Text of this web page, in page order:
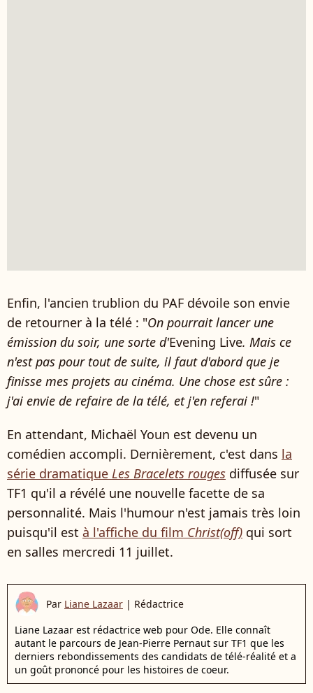
Enfin, l'ancien trublion du PAF dévoile son envie
de retourner à la télé : "On pourrait lancer une
émission du soir, une sorte d'Evening Live. Mais ce
n'est pas pour tout de suite, il faut d'abord que je
finisse mes projets au cinéma. Une chose est sûre :
j'ai envie de refaire de la télé, et j'en referai !"
En attendant, Michaël Youn est devenu un
comédien accompli. Dernièrement, c'est dans la
série dramatique Les Bracelets rouges diffusée sur
TF1 qu'il a révélé une nouvelle facette de sa
personnalité. Mais l'humour n'est jamais très loin
puisqu'il est à l'affiche du film Christ(off) qui sort
en salles mercredi 11 juillet.
Par Liane Lazaar | Rédactrice
Liane Lazaar est rédactrice web pour Ode. Elle connaît
autant le parcours de Jean-Pierre Pernaut sur TF1 que les
derniers rebondissements des candidats de télé-réalité et a
un goût prononcé pour les histoires de coeur.